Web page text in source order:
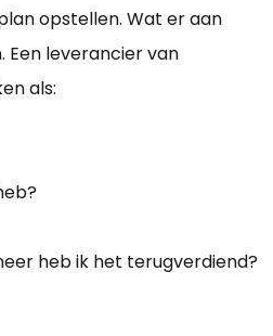
opstellen. Wat er aan
Een leverancier van
als:
heb ik het terugverdiend?